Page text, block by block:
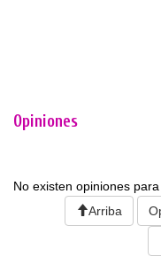
Opiniones
No existen opiniones
Arriba